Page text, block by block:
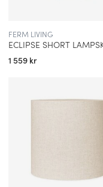
FERM LIVING
1 559 kr